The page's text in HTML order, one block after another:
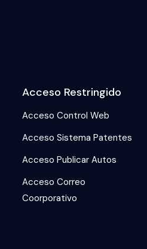
Acceso Restringido
Acceso Control Web
Acceso Sistema Patentes
Acceso Publicar Autos
Acceso Correo
Coorporativo